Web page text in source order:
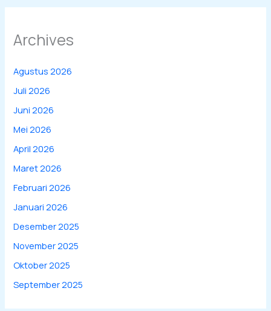
Archives
Agustus 2026
Juli 2026
Juni 2026
Mei 2026
April 2026
Maret 2026
Februari 2026
Januari 2026
Desember 2025
November 2025
Oktober 2025
September 2025